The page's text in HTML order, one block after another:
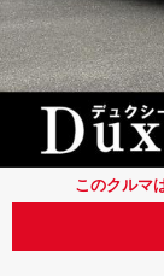
このクルマ